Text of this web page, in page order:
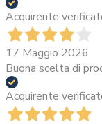
Acquirente
17 Maggio 2026
Buona scelta di
Acquirente